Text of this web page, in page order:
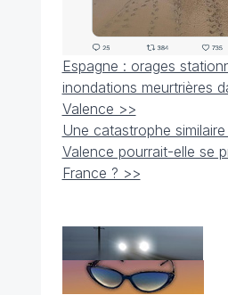
Espagne : orages
inondations meurtrières
Valence >>
Une catastrophe
Valence pourrait-elle se
France ? >>